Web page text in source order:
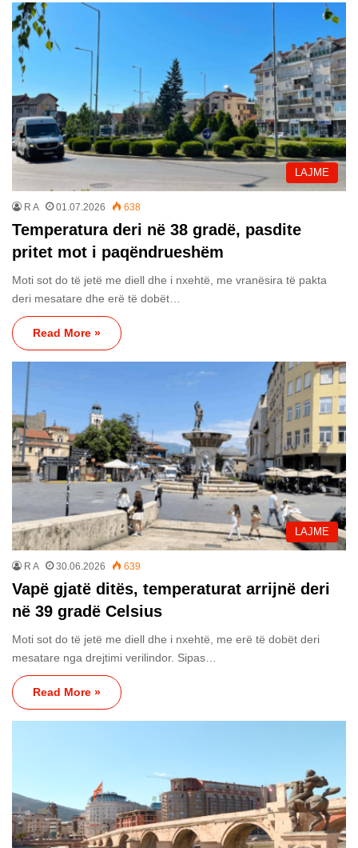
LAJME
R A 01.07.2026 638
Temperatura deri në 38 gradë, pasdite
pritet mot i paqëndrueshëm
Moti sot do të jetë me diell dhe i nxehtë, me vranësira të pakta
deri mesatare dhe erë të dobët…
Read More »
LAJME
R A 30.06.2026 639
Vapë gjatë ditës, temperaturat arrijnë deri
në 39 gradë Celsius
Moti sot do të jetë me diell dhe i nxehtë, me erë të dobët deri
mesatare nga drejtimi verilindor. Sipas…
Read More »